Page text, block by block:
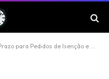
de Isenção e Redução da Taxa de Matrícula no Brasil